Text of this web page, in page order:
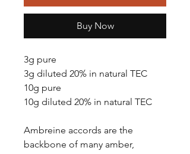
Buy Now
3g pure
3g diluted 20% in natural TEC
10g pure
10g diluted 20% in natural TEC
Ambreine accords are the
backbone of many amber,